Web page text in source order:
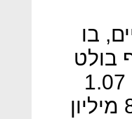
בו
ולבסוף בולט
בדו״ח תחום הקלינטק בו נסגרו 191 חברות שגייסו 1.07
מיליארד דולר, אבל כמובן שמרבית הסכום הוא 850 מיליון